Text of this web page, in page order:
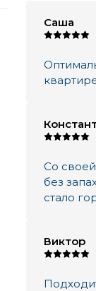
Саша
Со
без
стало
Виктор